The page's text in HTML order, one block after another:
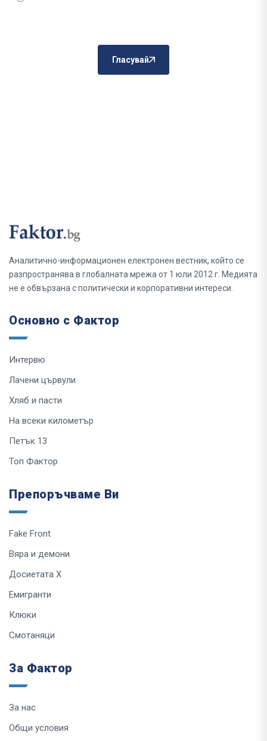
Гласувай
Аналитично-информационен електронен вестник, който се
разпространява в глобалната мрежа от 1 юли 2012 г. Медията
не е обвързана с политически и корпоративни интереси.
Основно с Фактор
Интервю
Лачени цървули
Хляб и пасти
На всеки километър
Петък 13
Топ Фактор
Препоръчваме Ви
Fake Front
Вяра и демони
Досиетата Х
Емигранти
Клюки
Смотаняци
За Фактор
За нас
Общи условия